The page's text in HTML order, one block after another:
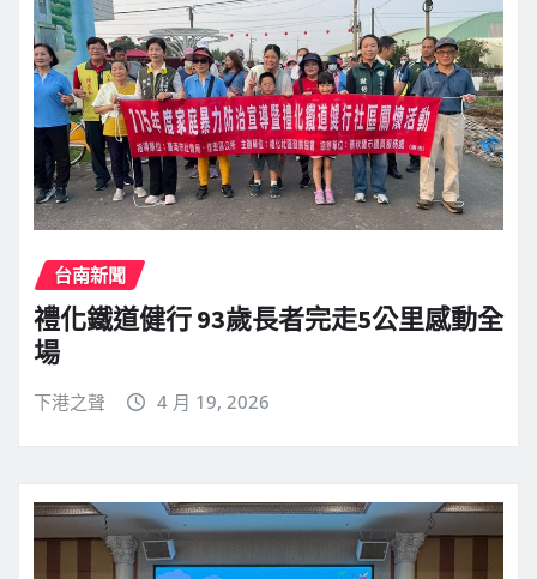
台南新聞
禮化鐵道健行 93歲長者完走5公里感動全
場
下港之聲 4 月 19, 2026